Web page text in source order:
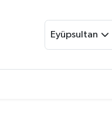
Eyüpsultan